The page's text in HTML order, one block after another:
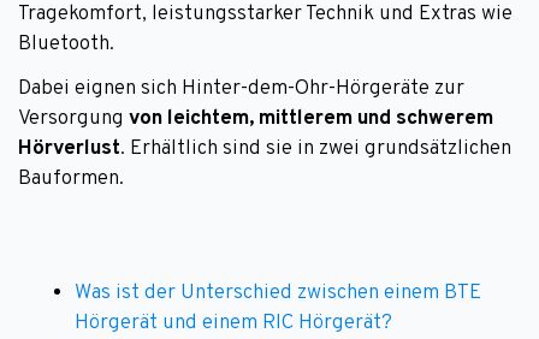
Tragekomfort, leistungsstarker Technik und Extras wie
Bluetooth.
Dabei eignen sich Hinter-dem-Ohr-Hörgeräte zur
Versorgung von leichtem, mittlerem und schwerem
Hörverlust. Erhältlich sind sie in zwei grundsätzlichen
Bauformen.
Was ist der Unterschied zwischen einem BTE
Hörgerät und einem RIC Hörgerät?